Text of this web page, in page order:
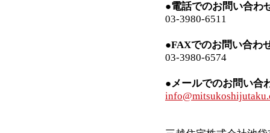
●電話でのお問い合わ
03-3980-6511
●FAXでのお問い合わ
03-3980-6574
●メールでのお問い合